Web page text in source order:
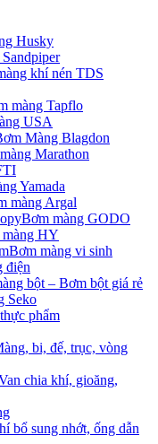
Husky
khí nén TDS
màng Tapflo
USA
Màng Blagdon
Marathon
Yamada
màng Argal
Bơm màng GODO
HY
Bơm màng vi sinh
điện
bột – Bơm bột giá rẻ
Seko
phẩm
bi, đế, trục, vòng
chia khí, gioăng,
bổ sung nhớt, ống dẫn